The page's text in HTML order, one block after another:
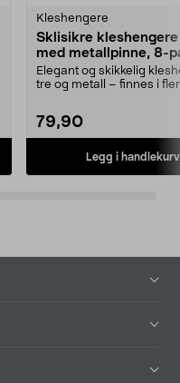
Kleshengere
Sklisikre
med metallpinne, 8-
Elegant og skikkelig
tre og metall – finnes i
79,90
Legg i handlekurv